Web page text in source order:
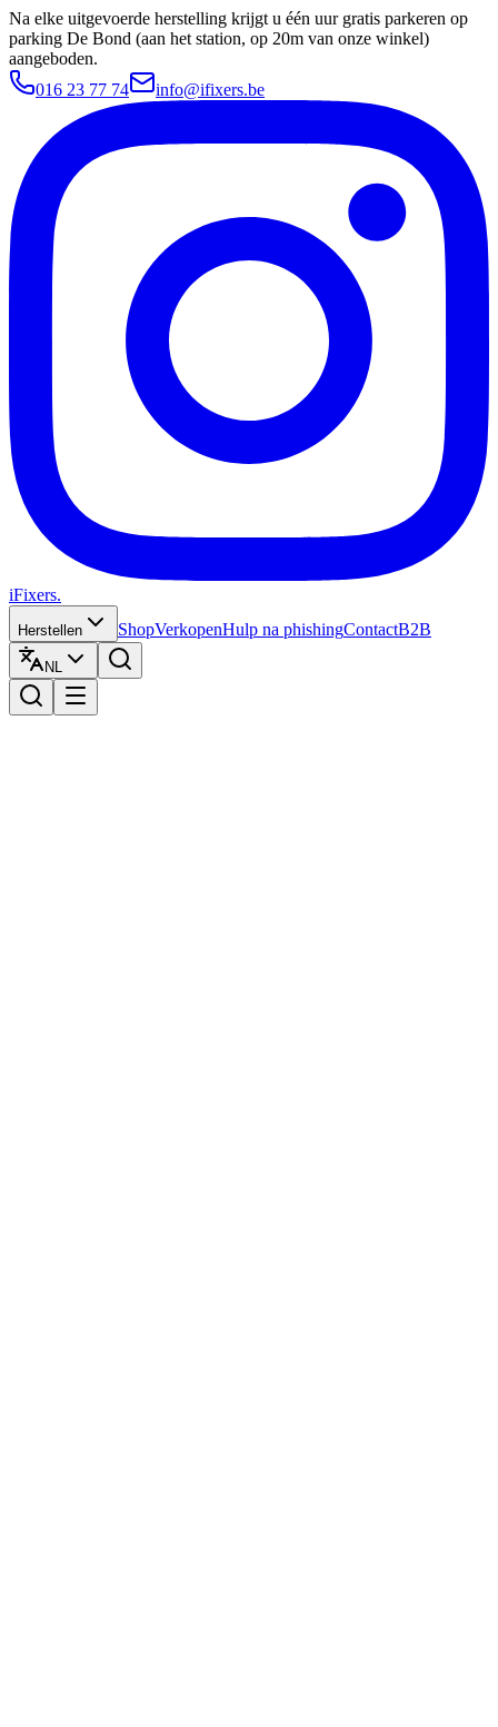
Na elke uitgevoerde herstelling krijgt u één uur gratis parkeren op
parking De Bond (aan het station, op 20m van onze winkel)
aangeboden.
016 23 77 74
info@ifixers.be
iFixers.
Herstellen ShopVerkopenHulp na phishingContactB2B
NL